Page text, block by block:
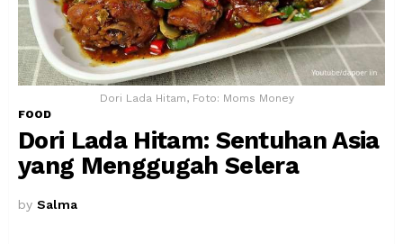
Dori Lada Hitam, Foto: Moms Money
FOOD
Dori Lada Hitam: Sentuhan Asia
yang Menggugah Selera
by Salma